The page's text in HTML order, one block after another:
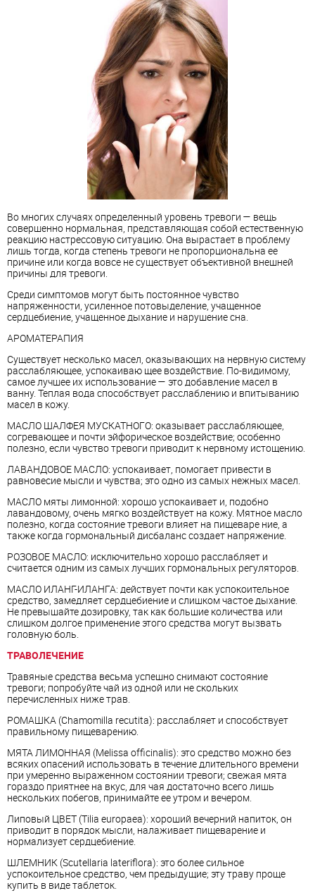
Во многих случаях определенный уровень тревоги — вещь
совершенно нормальная, представляющая собой естественную
реакцию настрессовую ситуацию. Она вырастает в проблему
лишь тогда, когда степень тревоги не пропорциональна ее
причине или когда вовсе не существует объективной внешней
причины для тревоги.
Среди симптомов могут быть постоянное чувство
напряженности, усиленное потовыделение, учащенное
сердцебиение, учащенное дыхание и нарушение сна.
АРОМАТЕРАПИЯ
Существует несколько масел, оказывающих на нервную систему
расслабляющее, успокаиваю щее воздействие. По-видимому,
самое лучшее их использование — это добавление масел в
ванну. Теплая вода способствует расслаблению и впитыванию
масел в кожу.
МАСЛО ШАЛФЕЯ МУСКАТНОГО: оказывает расслабляющее,
согревающее и почти эйфорическое воздействие; особенно
полезно, если чувство тревоги приводит к нервному истощению.
ЛАВАНДОВОЕ МАСЛО: успокаивает, помогает привести в
равновесие мысли и чувства; это одно из самых нежных масел.
МАСЛО мяты лимонной: хорошо успокаивает и, подобно
лавандовому, очень мягко воздействует на кожу. Мятное масло
полезно, когда состояние тревоги влияет на пищеваре ние, а
также когда гормональный дисбаланс создает напряжение.
РОЗОВОЕ МАСЛО: исключительно хорошо расслабляет и
считается одним из самых лучших гормональных регуляторов.
МАСЛО ИЛАНГ-ИЛАНГА: действует почти как успокоительное
средство, замедляет сердцебиение и слишком частое дыхание.
Не превышайте дозировку, так как большие количества или
слишком долгое применение этого средства могут вызвать
головную боль.
ТРАВОЛЕЧЕНИЕ
Травяные средства весьма успешно снимают состояние
тревоги; попробуйте чай из одной или не скольких
перечисленных ниже трав.
РОМАШКА (Chamomilla recutita): расслабляет и способствует
правильному пищеварению.
МЯТА ЛИМОННАЯ (Melissa officinalis): это средство можно без
всяких опасений использовать в течение длительного времени
при умеренно выраженном состоянии тревоги; свежая мята
гораздо приятнее на вкус, для чая достаточно всего лишь
нескольких побегов, принимайте ее утром и вечером.
Липовый ЦBET (Tilia europaea): хороший вечерний напиток, он
приводит в порядок мысли, налаживает пищеварение и
нормализует сердцебиение.
ШЛЕМНИК (Scutellaria lateriflora): это более сильное
успокоительное средство, чем предыдущие; эту траву проще
купить в виде таблеток.